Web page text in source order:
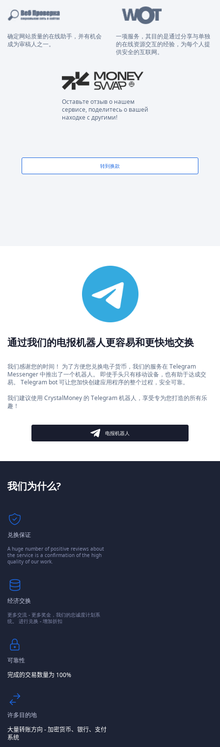
确定网站质量的在线助手，并有机会
成为审稿人之一。
一项服务，其目的是通过分享与单独
的在线资源交互的经验，为每个人提
供安全的互联网。
Оставьте отзыв о нашем
сервисе, поделитесь о вашей
находке с другими!
转到换款
通过我们的电报机器人更容易和更快地交换
我们感谢您的时间！ 为了方便您兑换电子货币，我们的服务在 Telegram
Messenger 中推出了一个机器人。 即使手头只有移动设备，也有助于达成交
易。 Telegram bot 可让您加快创建应用程序的整个过程，安全可靠。
我们建议使用 CrystalMoney 的 Telegram 机器人，享受专为您打造的所有乐
趣！
电报机器人
我们为什么?
兑换保证
A huge number of positive reviews about
the service is a confirmation of the high
quality of our work.
经济交换
更多交流 - 更多奖金，我们的忠诚度计划系
统。 进行兑换 - 增加折扣
可靠性
完成的交易数量为 100%
许多目的地
大量转账方向 - 加密货币、银行、支付
系统